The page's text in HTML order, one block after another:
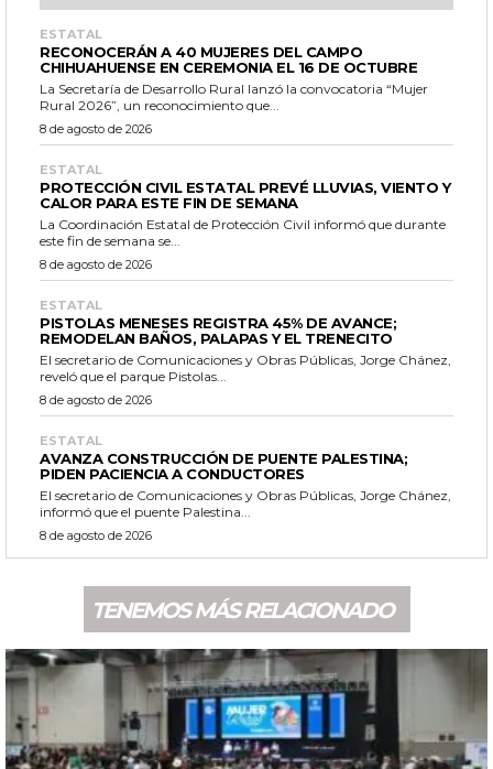
ESTATAL
RECONOCERÁN A 40 MUJERES DEL CAMPO
CHIHUAHUENSE EN CEREMONIA EL 16 DE OCTUBRE
La Secretaría de Desarrollo Rural lanzó la convocatoria “Mujer
Rural 2026”, un reconocimiento que...
8 de agosto de 2026
ESTATAL
PROTECCIÓN CIVIL ESTATAL PREVÉ LLUVIAS, VIENTO Y
CALOR PARA ESTE FIN DE SEMANA
La Coordinación Estatal de Protección Civil informó que durante
este fin de semana se...
8 de agosto de 2026
ESTATAL
PISTOLAS MENESES REGISTRA 45% DE AVANCE;
REMODELAN BAÑOS, PALAPAS Y EL TRENECITO
El secretario de Comunicaciones y Obras Públicas, Jorge Chánez,
reveló que el parque Pistolas...
8 de agosto de 2026
ESTATAL
AVANZA CONSTRUCCIÓN DE PUENTE PALESTINA;
PIDEN PACIENCIA A CONDUCTORES
El secretario de Comunicaciones y Obras Públicas, Jorge Chánez,
informó que el puente Palestina...
8 de agosto de 2026
TENEMOS MÁS RELACIONADO